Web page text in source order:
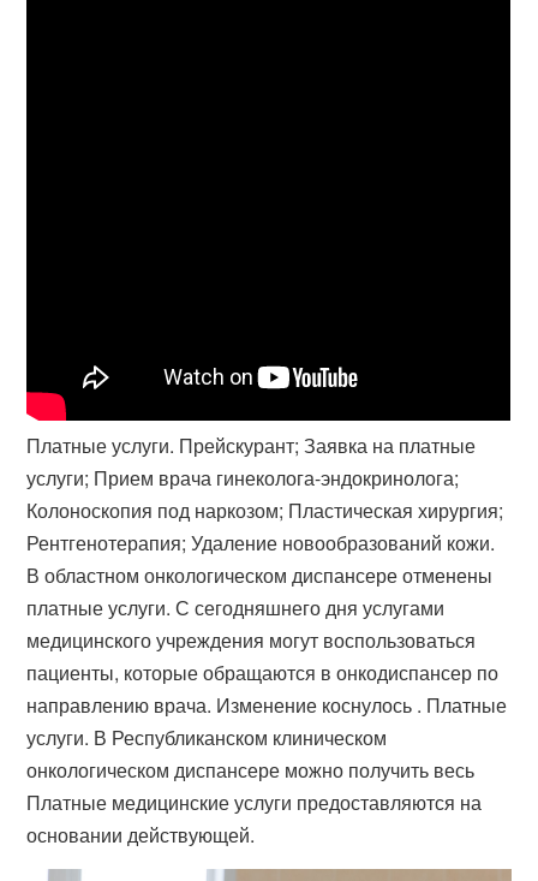
Платные услуги. Прейскурант; Заявка на платные
услуги; Прием врача гинеколога-эндокринолога;
Колоноскопия под наркозом; Пластическая хирургия;
Рентгенотерапия; Удаление новообразований кожи.
В областном онкологическом диспансере отменены
платные услуги. С сегодняшнего дня услугами
медицинского учреждения могут воспользоваться
пациенты, которые обращаются в онкодиспансер по
направлению врача. Изменение коснулось . Платные
услуги. В Республиканском клиническом
онкологическом диспансере можно получить весь
Платные медицинские услуги предоставляются на
основании действующей.